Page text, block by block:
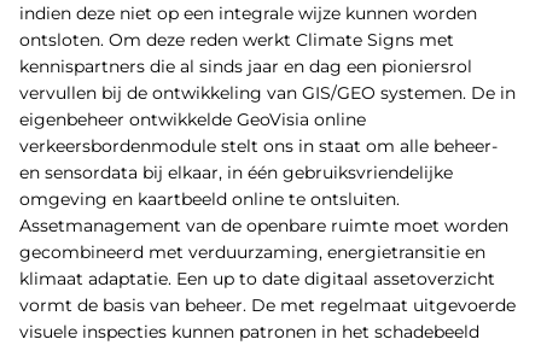
indien deze niet op een integrale wijze kunnen worden
ontsloten. Om deze reden werkt Climate Signs met
kennispartners die al sinds jaar en dag een pioniersrol
vervullen bij de ontwikkeling van GIS/GEO systemen. De in
eigenbeheer ontwikkelde GeoVisia online
verkeersbordenmodule stelt ons in staat om alle beheer-
en sensordata bij elkaar, in één gebruiksvriendelijke
omgeving en kaartbeeld online te ontsluiten.
Assetmanagement van de openbare ruimte moet worden
gecombineerd met verduurzaming, energietransitie en
klimaat adaptatie. Een up to date digitaal assetoverzicht
vormt de basis van beheer. De met regelmaat uitgevoerde
visuele inspecties kunnen patronen in het schadebeeld